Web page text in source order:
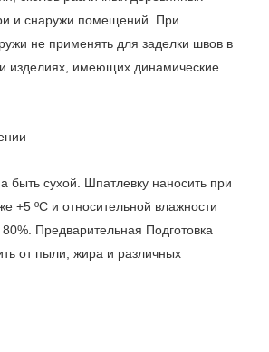
и снаружи помещений. При
не применять для заделки швов в
изделиях, имеющих динамические
быть сухой. Шпатлевку наносить при
+5 ºС и относительной влажности
Предварительная Подготовка
от пыли, жира и различных